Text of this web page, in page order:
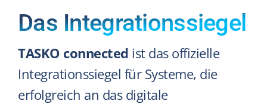
Das Integrationssiegel
TASKO connected ist das offizielle
Integrationssiegel für Systeme, die
erfolgreich an das digitale